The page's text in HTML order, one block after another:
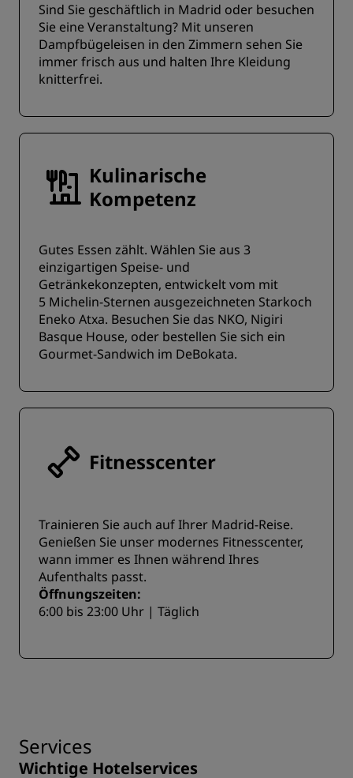
Sind Sie geschäftlich in Madrid oder besuchen
Sie eine Veranstaltung? Mit unseren
Dampfbügeleisen in den Zimmern sehen Sie
immer frisch aus und halten Ihre Kleidung
knitterfrei.
Kulinarische
Kompetenz
Gutes Essen zählt. Wählen Sie aus 3
einzigartigen Speise- und
Getränkekonzepten, entwickelt vom mit
5 Michelin-Sternen ausgezeichneten Starkoch
Eneko Atxa. Besuchen Sie das NKO, Nigiri
Basque House, oder bestellen Sie sich ein
Gourmet-Sandwich im DeBokata.
Fitnesscenter
Trainieren Sie auch auf Ihrer Madrid-Reise.
Genießen Sie unser modernes Fitnesscenter,
wann immer es Ihnen während Ihres
Aufenthalts passt.
Öffnungszeiten:
6:00 bis 23:00 Uhr | Täglich
Services
Wichtige Hotelservices